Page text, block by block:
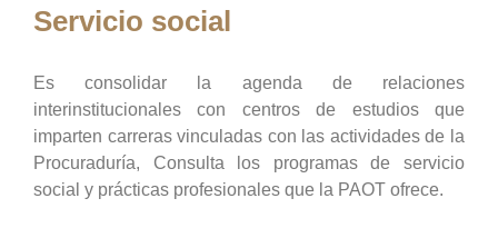
Servicio social
Es consolidar la agenda de relaciones
interinstitucionales con centros de estudios que
imparten carreras vinculadas con las actividades de la
Procuraduría, Consulta los programas de servicio
social y prácticas profesionales que la PAOT ofrece.